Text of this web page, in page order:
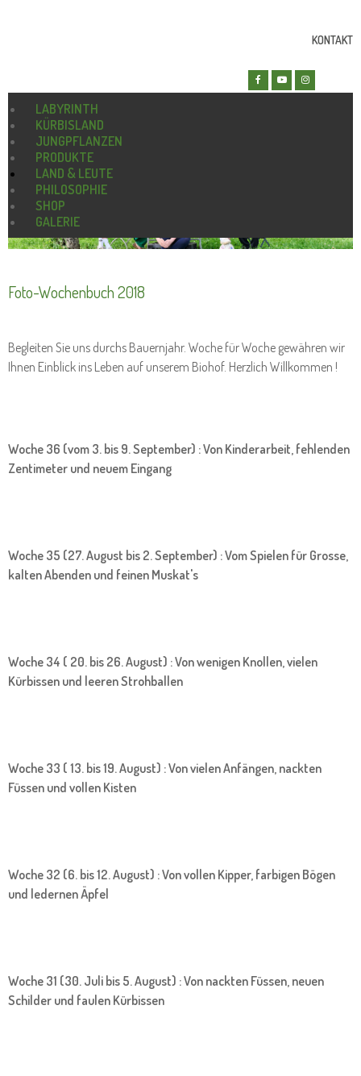
KONTAKT
LABYRINTH
KÜRBISLAND
JUNGPFLANZEN
PRODUKTE
LAND & LEUTE
PHILOSOPHIE
SHOP
GALERIE
Foto-Wochenbuch 2018
Begleiten Sie uns durchs Bauernjahr. Woche für Woche gewähren wir
Ihnen Einblick ins Leben auf unserem Biohof. Herzlich Willkommen !
Woche 36 (vom 3. bis 9. September) : Von Kinderarbeit, fehlenden
Zentimeter und neuem Eingang
Woche 35 (27. August bis 2. September) : Vom Spielen für Grosse,
kalten Abenden und feinen Muskat's
Woche 34 ( 20. bis 26. August) : Von wenigen Knollen, vielen
Kürbissen und leeren Strohballen
Woche 33 ( 13. bis 19. August) : Von vielen Anfängen, nackten
Füssen und vollen Kisten
Woche 32 (6. bis 12. August) : Von vollen Kipper, farbigen Bögen
und ledernen Äpfel
Woche 31 (30. Juli bis 5. August) : Von nackten Füssen, neuen
Schilder und faulen Kürbissen